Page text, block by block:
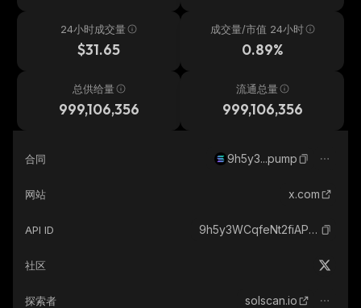
24小时成交量
$31.65
成交量/市值 24小时
0.89%
总供给量
999,106,356
流通总量
999,106,356
合同 9h5y3...pump
网站 x.com
API ID 9h5y3WCqfeNt2fiAP7iM2ZRp9apFb58ipvTzcWi9pump_solana
社区
探索者 solscan.io